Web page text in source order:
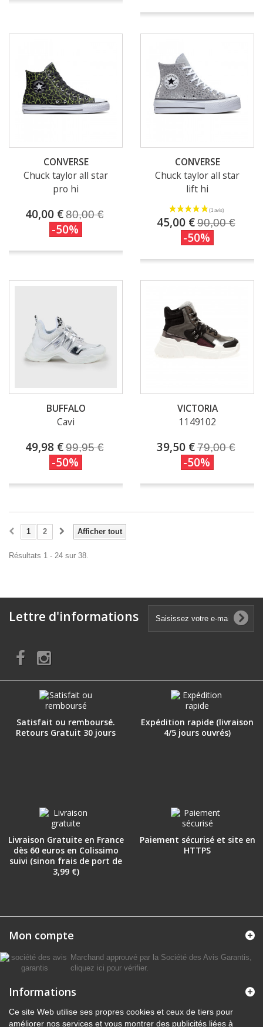
CONVERSE
Chuck taylor all star
pro hi
40,00 €80,00 €
-50%
CONVERSE
Chuck taylor all star
lift hi
45,00 €90,00 €
-50%
BUFFALO
Cavi
49,98 €99,95 €
-50%
VICTORIA
1149102
39,50 €79,00 €
-50%
Afficher tout
1 2
Résultats 1 - 24 sur 38.
Lettre d'informations
Satisfait ou remboursé.
Retours Gratuit 30 jours
Expédition rapide (livraison
4/5 jours ouvrés)
Livraison Gratuite en France
dès 60 euros en Colissimo
suivi (sinon frais de port de
3,99 €)
Paiement sécurisé et site en
HTTPS
Mon compte
Marchand approuvé par la Société des Avis Garantis,
cliquez ici pour vérifier.
Informations
Ce site Web utilise ses propres cookies et ceux de tiers pour
améliorer nos services et vous montrer des publicités liées à